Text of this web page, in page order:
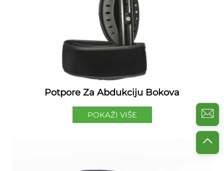
Potpore Za Abdukciju Bokova
POKAŽI VIŠE